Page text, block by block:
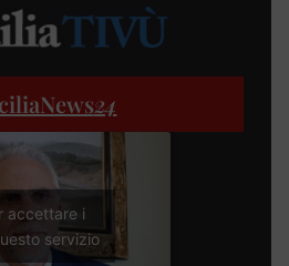
24
accettare i
servizio